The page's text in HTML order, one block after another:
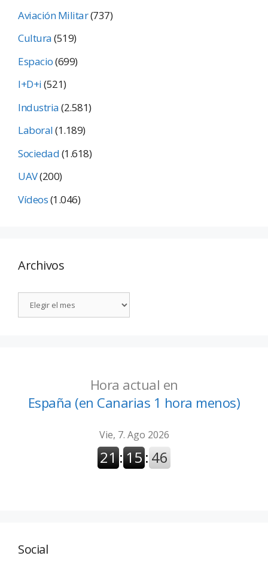
Aviación Militar(737)
Cultura(519)
Espacio(699)
I+D+i(521)
Industria(2.581)
Laboral(1.189)
Sociedad(1.618)
UAV(200)
Vídeos(1.046)
Archivos
Hora actual en
España (en Canarias 1 hora menos)
Social